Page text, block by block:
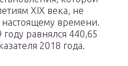
XIX века, не
настоящему времени.
равнялся 440,65
2018 года.